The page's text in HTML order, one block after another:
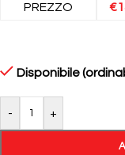
PREZZO €
Disponibile
- +